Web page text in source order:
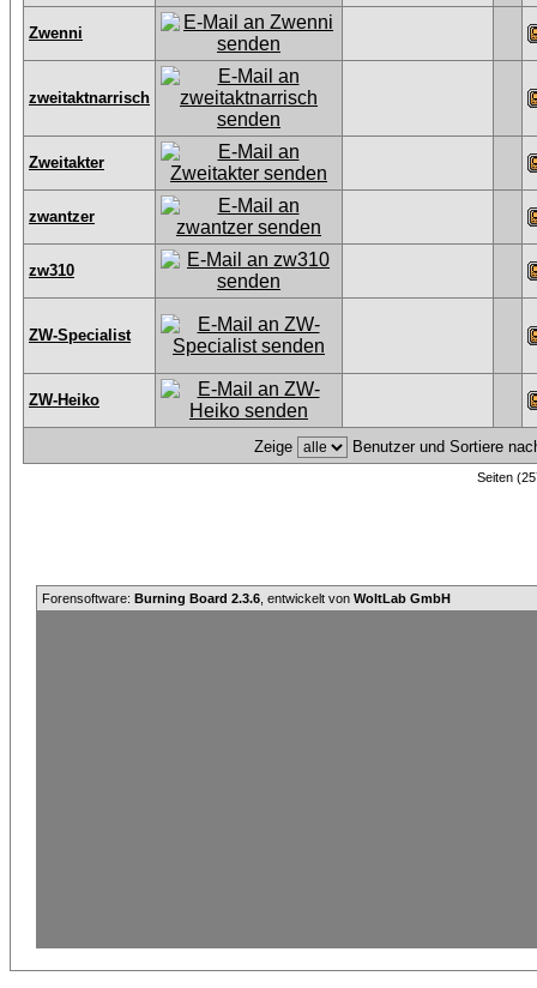
Zwenni
zweitaktnarrisch
Zweitakter
zwantzer
zw310
ZW-Specialist
ZW-Heiko
Zeige Benutzer und Sortiere
Seiten
Forensoftware: Burning Board 2.3.6 , entwickelt von WoltLab GmbH